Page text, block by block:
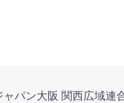
ャパン大阪 関西広域